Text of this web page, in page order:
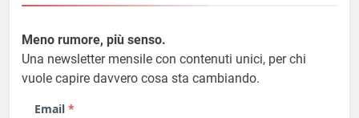
Meno rumore, più senso.
Una newsletter mensile con contenuti unici, per chi
vuole capire davvero cosa sta cambiando.